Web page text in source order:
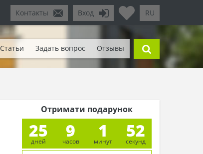
RU
Вход
Контакты
Статьи Задать вопрос Отзывы
Отримати подарунок
25
дней
9
часов
1
минут
50
секунд